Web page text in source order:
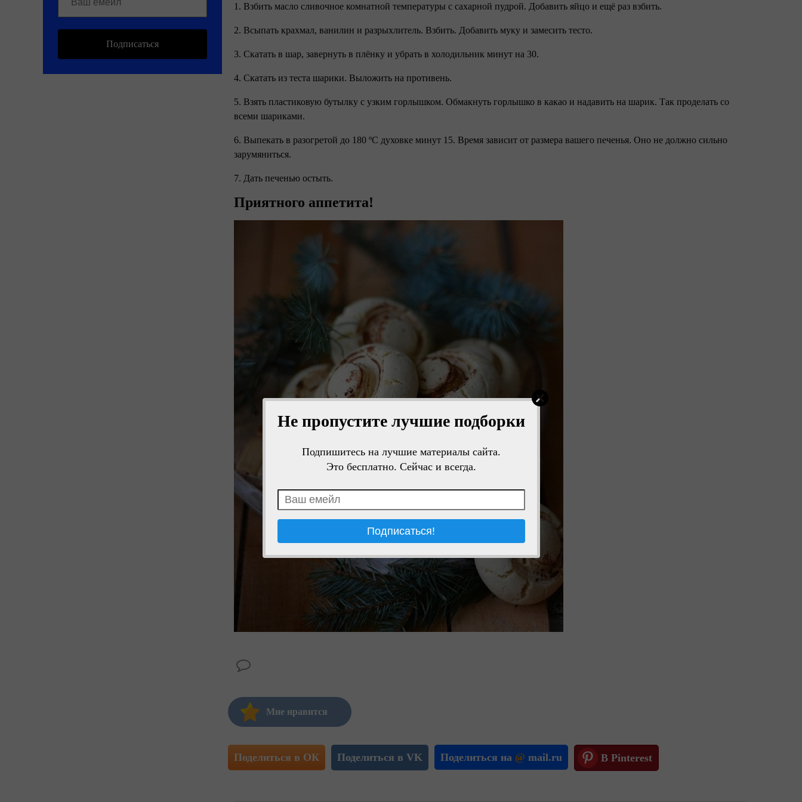
Не пропустите лучшие подборки
Подпишитесь на лучшие материалы сайта.
Это бесплатно. Сейчас и всегда.
Подписаться
1. Взбить масло сливочное комнатной температуры с сахарной пудрой. Добавить яйцо и ещё раз взбить.
2. Всыпать крахмал, ванилин и разрыхлитель. Взбить. Добавить муку и замесить тесто.
3. Скатать в шар, завернуть в плёнку и убрать в холодильник минут на 30.
4. Скатать из теста шарики. Выложить на противень.
5. Взять пластиковую бутылку с узким горлышком. Обмакнуть горлышко в какао и надавить на шарик. Так проделать со
всеми шариками.
6. Выпекать в разогретой до 180 ºС духовке минут 15. Время зависит от размера вашего печенья. Оно не должно сильно
зарумяниться.
7. Дать печенью остыть.
Приятного аппетита!
Мне нравится
Поделиться в ОК Поделиться в VK Поделиться на @ mail.ru В Pinterest